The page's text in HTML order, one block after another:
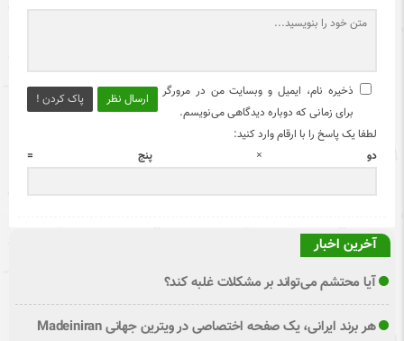
ارسال نظر پاک کردن !
ذخیره نام، ایمیل و وبسایت من در مرورگر
برای زمانی که دوباره دیدگاهی می‌نویسم.
لطفا یک پاسخ را با ارقام وارد کنید:
دو × پنج =
آخرین اخبار
آیا محتشم می‌تواند بر مشکلات غلبه کند؟
هر برند ایرانی، یک صفحه اختصاصی در ویترین جهانی Madeiniran